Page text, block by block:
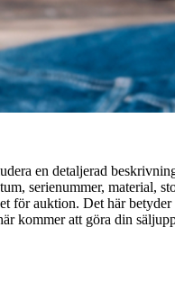
en detaljerad
serienummer, material,
för auktion. Det här
kommer att göra din